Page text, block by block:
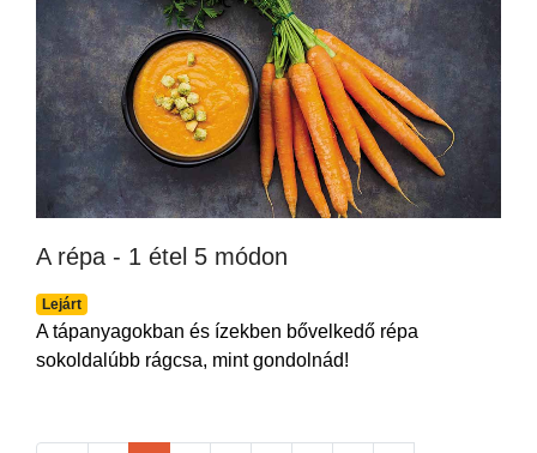
A répa - 1 étel 5 módon
Lejárt
A tápanyagokban és ízekben bővelkedő répa
sokoldalúbb rágcsa, mint gondolnád!